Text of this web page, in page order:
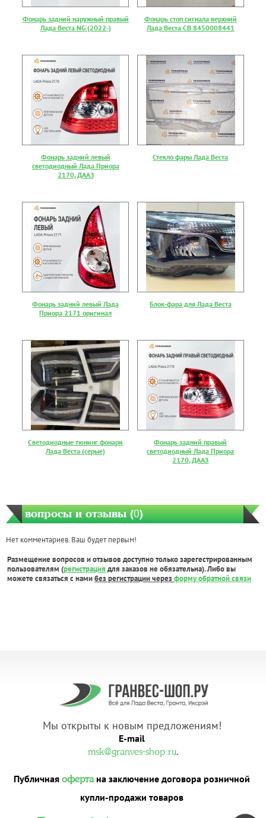
Фонарь задний наружный правый
Лада Веста NG (2022-)
Фонарь стоп сигнала верхний
Лада Веста СВ 8450008441
Фонарь задний левый
светодиодный Лада Приора
2170, ДААЗ
Стекло фары Лада Веста
Фонарь задний левый Лада
Приора 2171 оригинал
Блок-фара для Лада Веста
Светодиодные тюнинг фонари
Лада Веста (серые)
Фонaрь зaдний прaвый
светодиодный Лада Приора
2170, ДААЗ
вопросы и отзывы (0)
Нет комментариев. Ваш будет первым!
Размещение вопросов и отзывов доступно только зарегестрированным
пользователям (регистрация для заказов не обязательна). Либо вы
можете связаться с намибез регистрации через форму обратной связи
Мы открыты к новым предложениям!
E-mail
msk@granves-shop.ru.
Публичная офертана заключение договора розничной
купли-продажи товаров